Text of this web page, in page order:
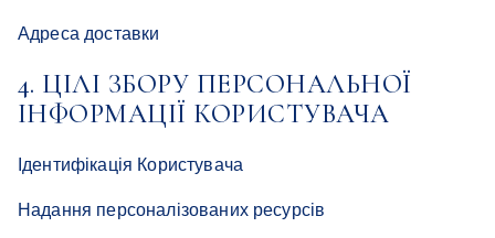
Адреса доставки
4. ЦІЛІ ЗБОРУ ПЕРСОНАЛЬНОЇ
ІНФОРМАЦІЇ КОРИСТУВАЧА
Ідентифікація Користувача
Надання персоналізованих ресурсів